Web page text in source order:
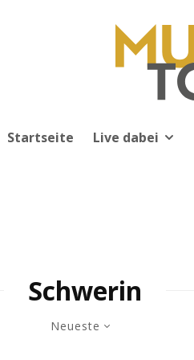
Startseite Live dabei
Schwerin
Neueste